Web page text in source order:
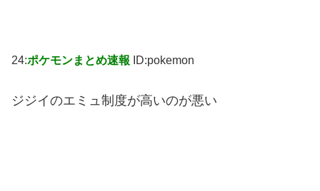
24:ポケモンまとめ速報 ID:pokemon
ジジイのエミュ制度が高いのが悪い